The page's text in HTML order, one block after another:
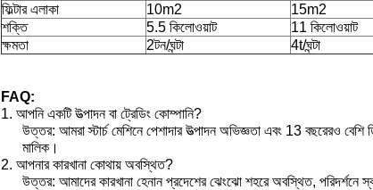
ফিল্টার এলাকা
10m2 15m2
শক্তি
5.5 কিলোওয়াট 11 কিলোওয়াট
ক্ষমতা
2টন/ঘন্টা 4t/ঘন্টা
FAQ:
1. আপনি একটি উত্পাদন বা ট্রেডিং কোম্পানি?
উত্তর: আমরা স্টার্চ মেশিনে পেশাদার উত্পাদন অভিজ্ঞতা এবং 13 বছরেরও
মালিক।
2. আপনার কারখানা কোথায় অবস্থিত?
উত্তর: আমাদের কারখানা হেনান প্রদেশের ঝেংঝো শহরে অবস্থিত, পরিদর্শনে